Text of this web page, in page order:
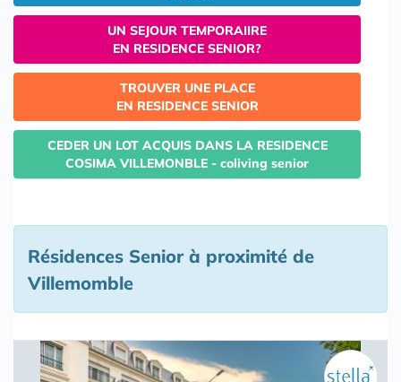
UN SEJOUR TEMPORAIIRE
EN RESIDENCE SENIOR?
TROUVER UNE PLACE
EN RESIDENCE SENIOR
CEDER UN LOT ACQUIS DANS LA RESIDENCE
COSIMA VILLEMONBLE - coliving senior
Résidences Senior à proximité de
Villemomble